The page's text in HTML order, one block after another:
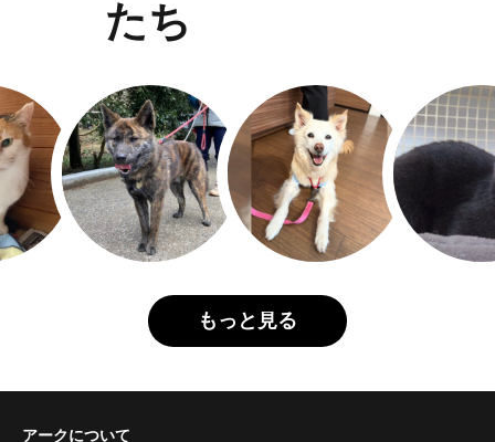
たち
もっと見る
アークについて